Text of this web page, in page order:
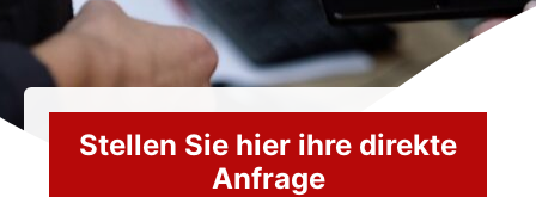
Stellen Sie hier ihre direkte
Anfrage